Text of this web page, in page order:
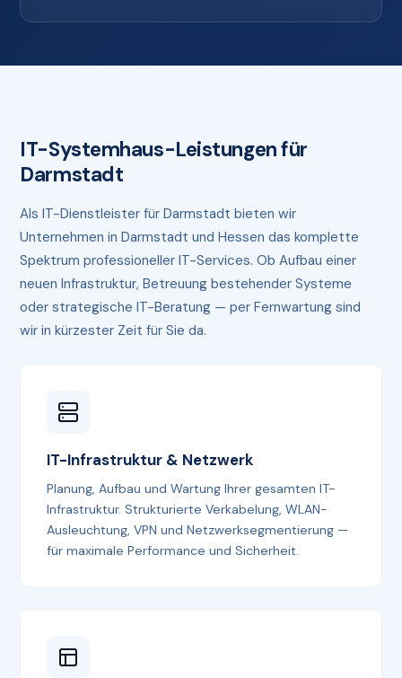
IT-Systemhaus-Leistungen für
Darmstadt
Als IT-Dienstleister für Darmstadt bieten wir
Unternehmen in Darmstadt und Hessen das komplette
Spektrum professioneller IT-Services. Ob Aufbau einer
neuen Infrastruktur, Betreuung bestehender Systeme
oder strategische IT-Beratung — per Fernwartung sind
wir in kürzester Zeit für Sie da.
IT-Infrastruktur & Netzwerk
Planung, Aufbau und Wartung Ihrer gesamten IT-
Infrastruktur. Strukturierte Verkabelung, WLAN-
Ausleuchtung, VPN und Netzwerksegmentierung —
für maximale Performance und Sicherheit.